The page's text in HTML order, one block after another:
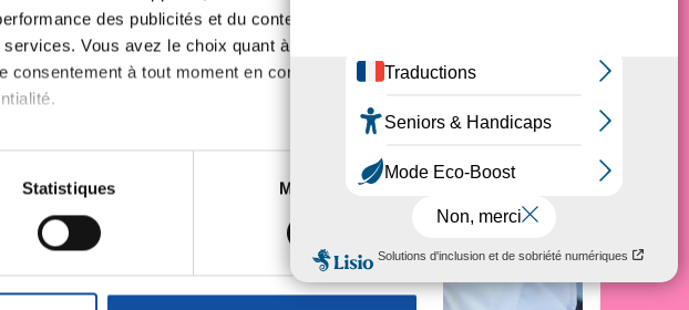
des publicités et du contenu, ainsi que de
Vous avez le choix quant à l'utilisation de
à tout moment en consultant la
peuvent être précises à plusieurs mètres près
définir vos préférences, reportez-vous à lasection «
à partir de la déclaration sur les cookies.
Statistiques Marketing